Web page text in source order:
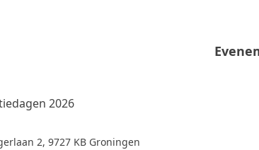
2026
2, 9727 KB Groningen